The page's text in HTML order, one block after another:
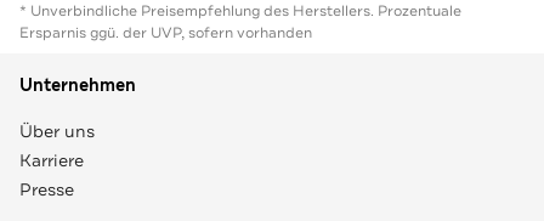
* Unverbindliche Preisempfehlung des Herstellers. Prozentuale
Ersparnis ggü. der UVP, sofern vorhanden
Unternehmen
Über uns
Karriere
Presse